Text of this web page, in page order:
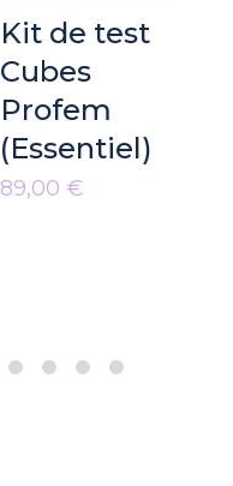
Kit de test
Cubes
Profem
(Essentiel)
89,00 €